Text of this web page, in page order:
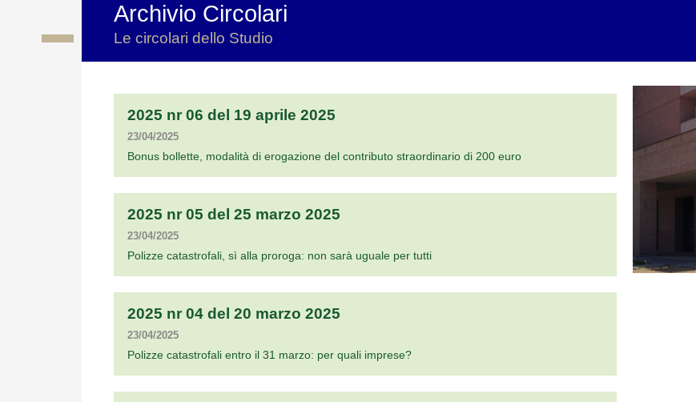
Archivio Circolari
Le circolari dello Studio
2025 nr 06 del 19 aprile 2025
23/04/2025
Bonus bollette, modalità di erogazione del contributo straordinario di 200 euro
2025 nr 05 del 25 marzo 2025
23/04/2025
Polizze catastrofali, sì alla proroga: non sarà uguale per tutti
2025 nr 04 del 20 marzo 2025
23/04/2025
Polizze catastrofali entro il 31 marzo: per quali imprese?